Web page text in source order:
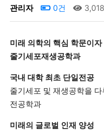
관리자 0건
미래 의학의 핵심 학문이
줄기세포재생공학과
국내 대학 최초 단일전공
줄기세포 및 재생공학을
전공학과
미래의 글로벌 인재 양성